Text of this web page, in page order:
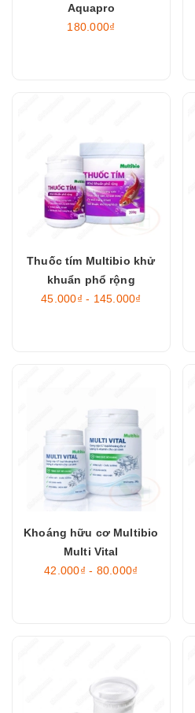
Aquapro
180.000₫
Thuốc tím Multibio khử
khuẩn phổ rộng
45.000₫ - 145.000₫
Khoáng hữu cơ Multibio
Multi Vital
42.000₫ - 80.000₫